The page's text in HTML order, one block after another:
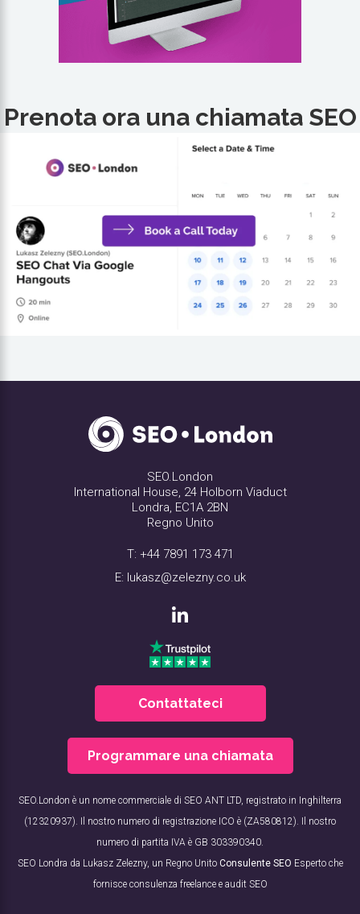
Prenota ora una chiamata SEO
SEO.London
International House, 24 Holborn Viaduct
Londra, EC1A 2BN
Regno Unito
T: +44 7891 173 471
E: lukasz@zelezny.co.uk
Contattateci
Programmare una chiamata
SEO.London è un nome commerciale di SEO ANT LTD, registrato in Inghilterra
(12320937). Il nostro numero di registrazione ICO è (ZA580812). Il nostro
numero di partita IVA è GB 303390340.
SEO Londra da Lukasz Zelezny, un Regno Unito Consulente SEO Esperto che
fornisce consulenza freelance e audit SEO